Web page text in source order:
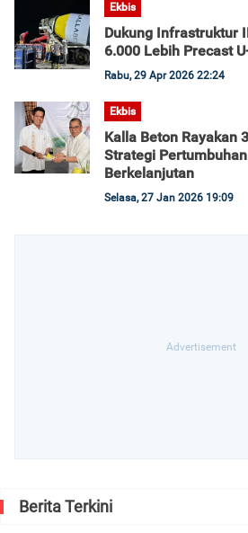
Ekbis
Dukung Infrastruktur
6.000 Lebih Precast
Rabu, 29 Apr 2026 22:24
Ekbis
Kalla Beton Rayakan
Strategi
Berkelanjutan
Selasa, 27 Jan 2026 19:09
Berita Terkini